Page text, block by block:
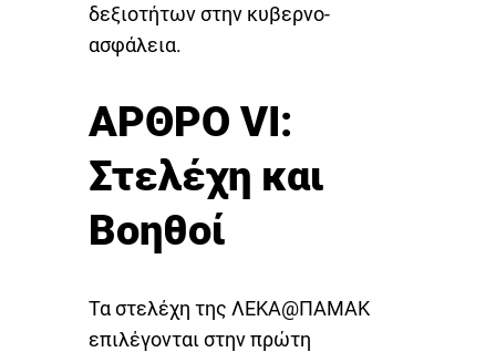
δεξιοτήτων στην κυβερνο-
ασφάλεια.
ΑΡΘΡΟ VI:
Στελέχη και
Βοηθοί
Τα στελέχη της ΛΕΚΑ@ΠΑΜΑΚ
επιλέγονται στην πρώτη